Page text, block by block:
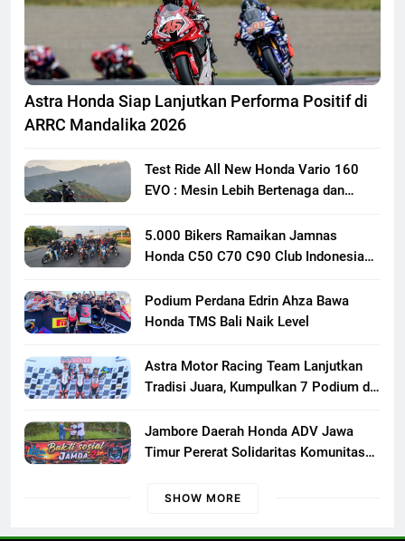
Astra Honda Siap Lanjutkan Performa Positif di
ARRC Mandalika 2026
Test Ride All New Honda Vario 160
EVO : Mesin Lebih Bertenaga dan
5.000 Bikers Ramaikan Jamnas
Honda C50 C70 C90 Club Indonesia
Persaudaraan Pecinta Motor Klasik
Honda
Podium Perdana Edrin Ahza Bawa
Honda TMS Bali Naik Level
Astra Motor Racing Team Lanjutkan
Tradisi Juara, Kumpulkan 7 Podium di
Jambore Daerah Honda ADV Jawa
Timur Pererat Solidaritas Komunitas
di Banyuwangi
SHOW MORE